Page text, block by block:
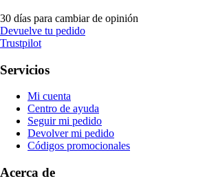
30 días para cambiar de opinión
Devuelve tu pedido
Trustpilot
Servicios
Mi cuenta
Centro de ayuda
Seguir mi pedido
Devolver mi pedido
Códigos promocionales
Acerca de